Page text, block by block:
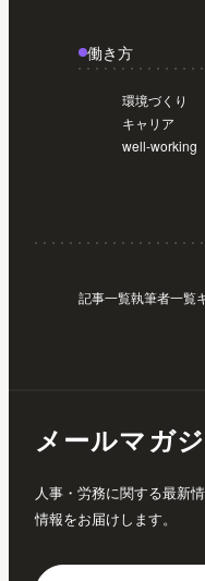
働き方
環境づくり
キャリア
well-working
記事一覧執筆者一覧
メールマガ
人事・労務に関する最新
情報をお届けします。